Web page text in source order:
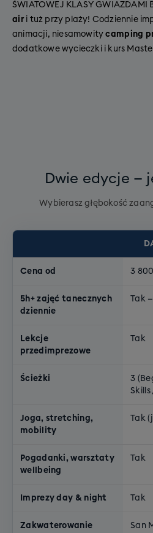
ŚWIATOWEJ KLASY
air i tuż przy plaży! Codziennie
animacji, niesamowitycamping
dodatkowe wycieczki i kurs
Dwie edycje —
Wybierasz głębokość
Cena od 3 800
5h+ zajęć tanecznych
dziennie
Tak
Lekcje
przedimprezowe
Tak
Ścieżki
3
Skills
Joga, stretching,
mobility
Tak
Pogadanki, warsztaty
wellbeing
Tak
Imprezy day & night Tak
Zakwaterowanie
San